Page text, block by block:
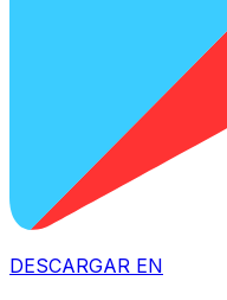
DESCARGAR EN